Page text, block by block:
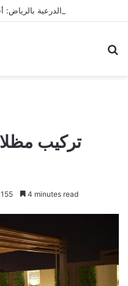
مظلات الدرعية بالرياض: أحدث تصاميم
تركيب
155 4 minutes read